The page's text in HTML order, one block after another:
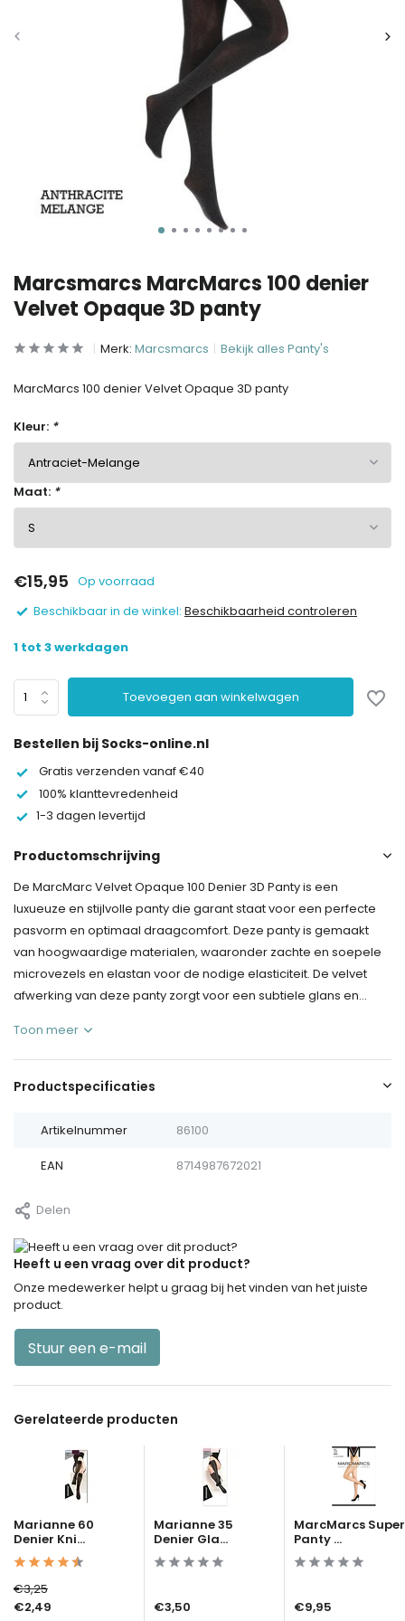
Marcsmarcs MarcMarcs 100 denier
Velvet Opaque 3D panty
Merk: Marcsmarcs Bekijk alles Panty's
MarcMarcs 100 denier Velvet Opaque 3D panty
Kleur: *
Maat: *
€15,95 Op voorraad
Beschikbaar in de winkel: Beschikbaarheid controleren
1 tot 3 werkdagen
Toevoegen aan winkelwagen
Bestellen bij Socks-online.nl
Gratis verzenden vanaf €40
100% klanttevredenheid
1-3 dagen levertijd
Productomschrijving
De MarcMarc Velvet Opaque 100 Denier 3D Panty is een
luxueuze en stijlvolle panty die garant staat voor een perfecte
pasvorm en optimaal draagcomfort. Deze panty is gemaakt
van hoogwaardige materialen, waaronder zachte en soepele
microvezels en elastan voor de nodige elasticiteit. De velvet
afwerking van deze panty zorgt voor een subtiele glans en...
Toon meer
Productspecificaties
Artikelnummer 86100
EAN 8714987672021
Delen
Heeft u een vraag over dit product?
Onze medewerker helpt u graag bij het vinden van het juiste
product.
Stuur een e-mail
Gerelateerde producten
Marianne 60
Denier Kni...
€3,25
€2,49
Marianne 35
Denier Gla...
€3,50
MarcMarcs Super
Panty ...
€9,95